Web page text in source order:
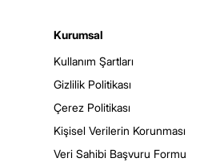
Kurumsal
Kullanım Şartları
Gizlilik Politikası
Çerez Politikası
Kişisel Verilerin Korunması
Veri Sahibi Başvuru Formu